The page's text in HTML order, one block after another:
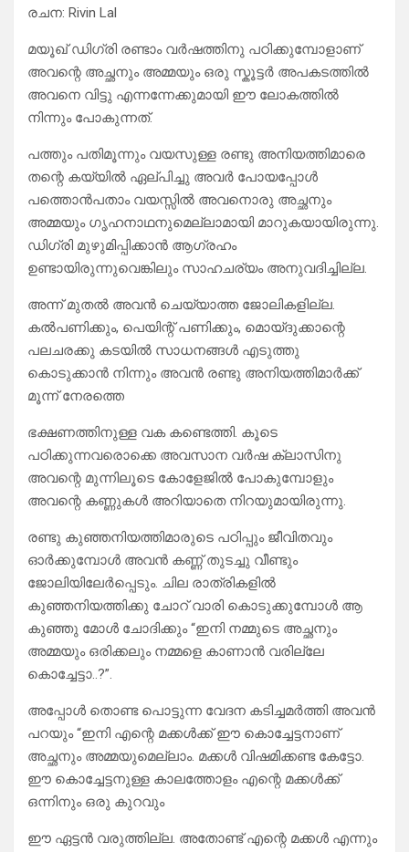
രചന: Rivin Lal
മയൂഖ് ഡിഗ്രി രണ്ടാം വർഷത്തിനു പഠിക്കുമ്പോളാണ്
അവന്റെ അച്ഛനും അമ്മയും ഒരു സ്കൂട്ടർ അപകടത്തിൽ
അവനെ വിട്ടു എന്നന്നേക്കുമായി ഈ ലോകത്തിൽ
നിന്നും പോകുന്നത്.
പത്തും പതിമൂന്നും വയസുള്ള രണ്ടു അനിയത്തിമാരെ
തന്റെ കയ്യിൽ ഏല്പിച്ചു അവർ പോയപ്പോൾ
പത്തൊൻപതാം വയസ്സിൽ അവനൊരു അച്ഛനും
അമ്മയും ഗൃഹനാഥനുമെല്ലാമായി മാറുകയായിരുന്നു.
ഡിഗ്രി മുഴുമിപ്പിക്കാൻ ആഗ്രഹം
ഉണ്ടായിരുന്നുവെങ്കിലും സാഹചര്യം അനുവദിച്ചില്ല.
അന്ന് മുതൽ അവൻ ചെയ്യാത്ത ജോലികളില്ല.
കൽപണിക്കും, പെയിന്റ് പണിക്കും, മൊയ്‌ദുക്കാന്റെ
പലചരക്കു കടയിൽ സാധനങ്ങൾ എടുത്തു
കൊടുക്കാൻ നിന്നും അവൻ രണ്ടു അനിയത്തിമാർക്ക്
മൂന്ന് നേരത്തെ
ഭക്ഷണത്തിനുള്ള വക കണ്ടെത്തി. കൂടെ
പഠിക്കുന്നവരൊക്കെ അവസാന വർഷ ക്ലാസിനു
അവന്റെ മുന്നിലൂടെ കോളേജിൽ പോകുമ്പോളും
അവന്റെ കണ്ണുകൾ അറിയാതെ നിറയുമായിരുന്നു.
രണ്ടു കുഞ്ഞനിയത്തിമാരുടെ പഠിപ്പും ജീവിതവും
ഓർക്കുമ്പോൾ അവൻ കണ്ണ് തുടച്ചു വീണ്ടും
ജോലിയിലേർപ്പെടും. ചില രാത്രികളിൽ
കുഞ്ഞനിയത്തിക്കു ചോറ് വാരി കൊടുക്കുമ്പോൾ ആ
കുഞ്ഞു മോൾ ചോദിക്കും “ഇനി നമ്മുടെ അച്ഛനും
അമ്മയും ഒരിക്കലും നമ്മളെ കാണാൻ വരില്ലേ
കൊച്ചേട്ടാ..?”.
അപ്പോൾ തൊണ്ട പൊട്ടുന്ന വേദന കടിച്ചമർത്തി അവൻ
പറയും “ഇനി എന്റെ മക്കൾക്ക്‌ ഈ കൊച്ചേട്ടനാണ്
അച്ഛനും അമ്മയുമെല്ലാം. മക്കൾ വിഷമിക്കണ്ട കേട്ടോ.
ഈ കൊച്ചേട്ടനുള്ള കാലത്തോളം എന്റെ മക്കൾക്ക്‌
ഒന്നിനും ഒരു കുറവും
ഈ ഏട്ടൻ വരുത്തില്ല. അതോണ്ട് എന്റെ മക്കൾ എന്നും